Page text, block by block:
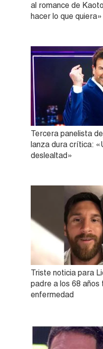
al romance de
hacer lo que quiera»
Tercera panelista
lanza dura crítica:
deslealtad»
Triste noticia para
padre a los 68 años
enfermedad